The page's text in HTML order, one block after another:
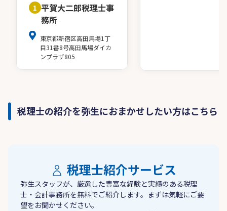
1 平賀大二郎税理士事
務所
東京都新宿区高田馬場1丁
目31番8号高田馬場ダイカ
ンプラザ805
税理士の紹介を弥生におまかせしたい方はこちら
税理士紹介サービス
弥生スタッフが、厳選した豊富な経験と実績のある税理
士・会計事務所を無料でご紹介します。まずは気軽にご要
望をお聞かせください。